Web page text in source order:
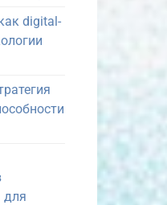
digital-
для